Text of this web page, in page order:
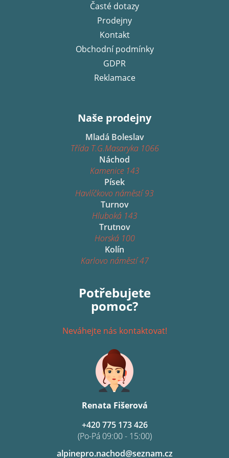
Časté dotazy
Prodejny
Kontakt
Obchodní podmínky
GDPR
Reklamace
Naše prodejny
Mladá Boleslav
Třída T.G.Masaryka 1066
Náchod
Kamenice 143
Písek
Havlíčkovo náměstí 93
Turnov
Hluboká 143
Trutnov
Horská 100
Kolín
Karlovo náměstí 47
Potřebujete
pomoc?
Neváhejte nás kontaktovat!
Renata Fišerová
alpinepro.nachod@seznam.cz
+420 775 173 426
(Po-Pá 09:00 - 15:00)